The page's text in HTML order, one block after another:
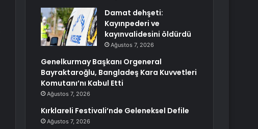
Damat dehşeti:
Kayınpederi ve
kayınvalidesini öldürdü
Ağustos 7, 2026
Genelkurmay Başkanı Orgeneral
Bayraktaroğlu, Bangladeş Kara Kuvvetleri
Komutanı’nı Kabul Etti
Ağustos 7, 2026
Kırklareli Festivali’nde Geleneksel Defile
Ağustos 7, 2026